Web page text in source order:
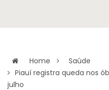
Home
Saúde
Piauí registra queda nos
julho